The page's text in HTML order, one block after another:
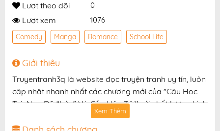
Lượt theo dõi 0
Lượt xem 1076
Comedy Manga Romance School Life
Giới thiệu
Truyentranh3q là website đọc truyện tranh uy tín, luôn
cập nhật nhanh nhất các chương mới của "Cậu Học
Trò Nay Đã “Lớn” Và Cầu Hôn Tôi" với chất lượng hình
ảnh sắc nét, bản dịch chuẩn và giao diện thân thiện,
mang đến trải nghiệm đọc truyện hấp dẫn, tiện lợi,
Xem Thêm